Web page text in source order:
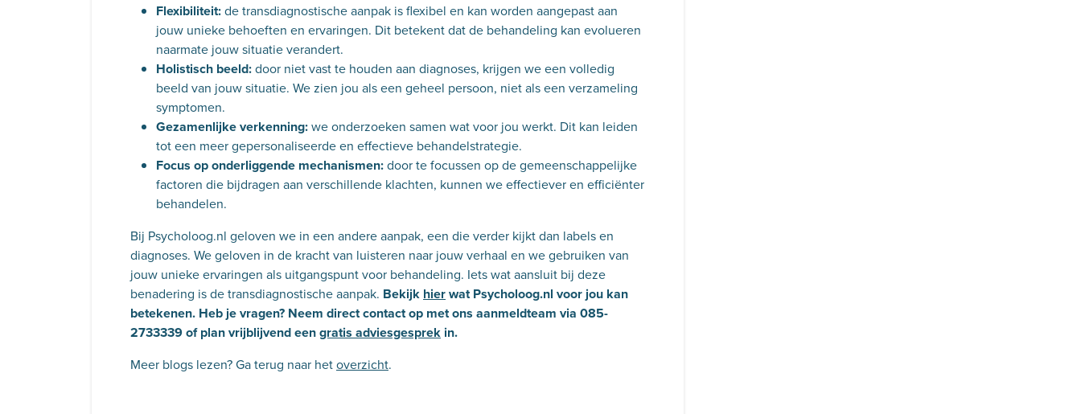
Flexibiliteit:de transdiagnostische aanpak is flexibel en kan worden aangepast aan
jouw unieke behoeften en ervaringen. Dit betekent dat de behandeling kan evolueren
naarmate jouw situatie verandert.
Holistisch beeld:door niet vast te houden aan diagnoses, krijgen we een volledig
beeld van jouw situatie. We zien jou als een geheel persoon, niet als een verzameling
symptomen.
Gezamenlijke verkenning:we onderzoeken samen wat voor jou werkt. Dit kan leiden
tot een meer gepersonaliseerde en effectieve behandelstrategie.
Focus op onderliggende mechanismen:door te focussen op de gemeenschappelijke
factoren die bijdragen aan verschillende klachten, kunnen we effectiever en efficiënter
behandelen.
Bij Psycholoog.nl geloven we in een andere aanpak, een die verder kijkt dan labels en
diagnoses. We geloven in de kracht van luisteren naar jouw verhaal en we gebruiken van
jouw unieke ervaringen als uitgangspunt voor behandeling. Iets wat aansluit bij deze
benadering is de transdiagnostische aanpak. Bekijk hierwat Psycholoog.nl voor jou kan
betekenen. Heb je vragen? Neem direct contact op met ons aanmeldteam via 085-
2733339 of plan vrijblijvend eengratis adviesgesprek in.
Meer blogs lezen? Ga terug naar hetoverzicht.